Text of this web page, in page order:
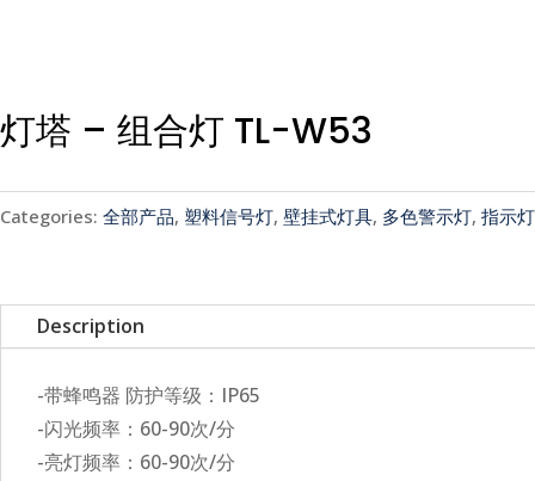
灯塔 – 组合灯 TL-W53
Categories: 全部产品, 塑料信号灯, 壁挂式灯具, 多色警示灯, 指示
Description
-带蜂鸣器 防护等级：IP65
-闪光频率：60-90次/分
-亮灯频率：60-90次/分